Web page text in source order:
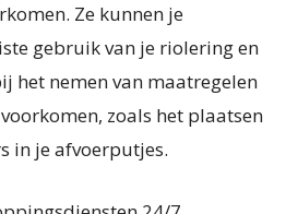
Ze kunnen je
gebruik van je riolering en
het nemen van maatregelen
zoals het plaatsen
in je afvoerputjes.